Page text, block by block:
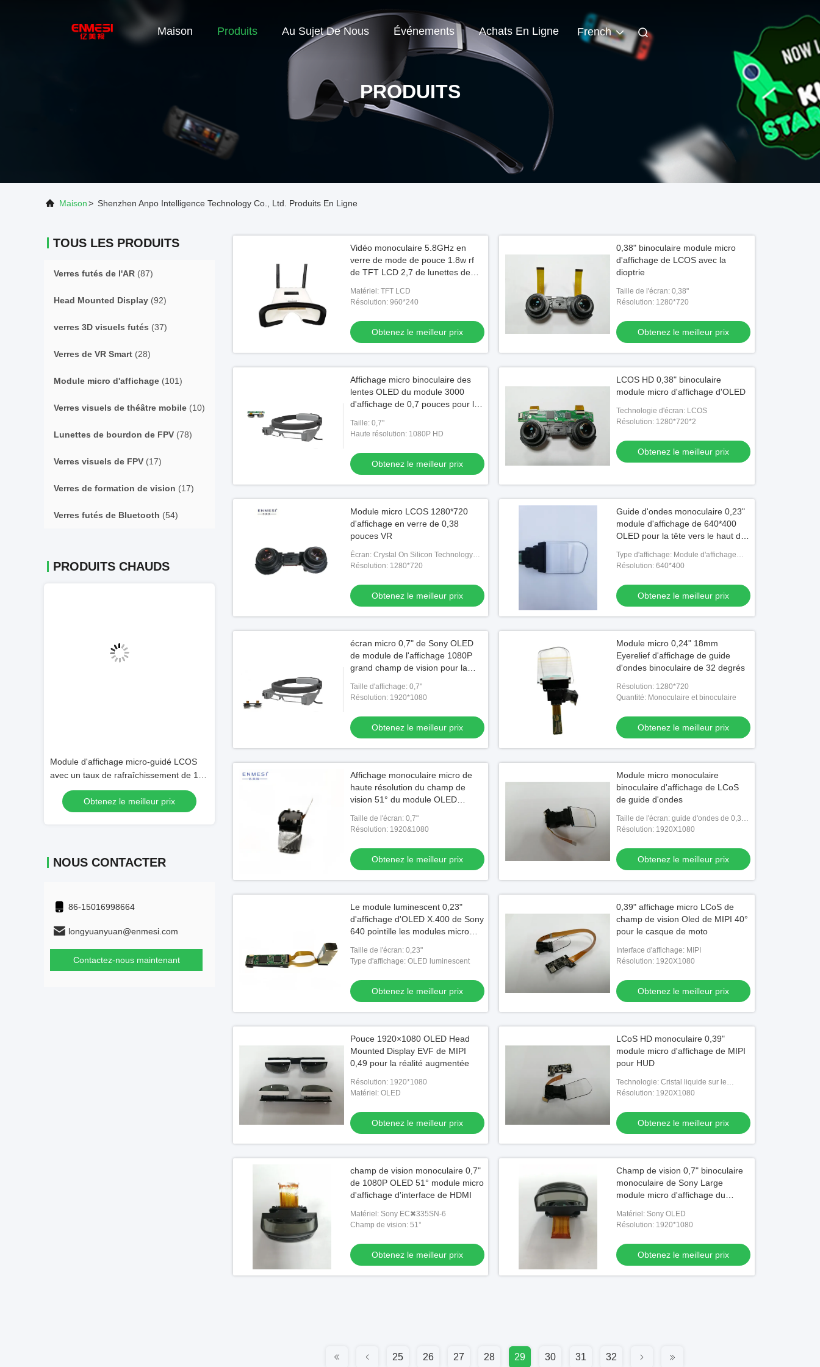
Maison Produits Au Sujet De Nous Événements Achats En Ligne French
PRODUITS
Maison> Shenzhen Anpo Intelligence Technology Co., Ltd. Produits En Ligne
TOUS LES PRODUITS
Verres futés de l'AR (87)
Head Mounted Display (92)
verres 3D visuels futés (37)
Verres de VR Smart (28)
Module micro d'affichage (101)
Verres visuels de théâtre mobile (10)
Lunettes de bourdon de FPV (78)
Verres visuels de FPV (17)
Verres de formation de vision (17)
Verres futés de Bluetooth (54)
PRODUITS CHAUDS
Module d'affichage micro-guidé LCOS
avec un taux de rafraîchissement de 120
Hz 40 ° FOV et une résolution de 1920 x
1080.
Obtenez le meilleur prix
Des lunettes intelligentes AR/VR avec
Android 11
Obtenez le meilleur prix
210 pouces 1080P OLED 50 degrés
FOV AR lunettes MR Vidéo lunettes avec
USB-C
Obtenez le meilleur prix
Les dernières lunettes intelligentes
Anroid 2K VR de haute qualité 1920 *
Obtenez le meilleur prix
1080P USB C HDMI Android AR
intelligentes montées sur la tête
affichage WIFI et Bluetooth
NOUS CONTACTER
86-15016998664
longyuanyuan@enmesi.com
Contactez-nous maintenant
Vidéo monoculaire 5.8GHz en
verre de mode de pouce 1.8w rf
de TFT LCD 2,7 de lunettes de
Matériel: TFT LCD
Résolution: 960*240
Obtenez le meilleur prix
0,38" binoculaire module micro
d'affichage de LCOS avec la
dioptrie
Taille de l'écran: 0,38"
Résolution: 1280*720
Obtenez le meilleur prix
Affichage micro binoculaire des
lentes OLED du module 3000
d'affichage de 0,7 pouces pour le
Taille: 0,7"
Haute résolution: 1080P HD
Obtenez le meilleur prix
LCOS HD 0,38" binoculaire
module micro d'affichage d'OLED
Technologie d'écran: LCOS
Résolution: 1280*720*2
Obtenez le meilleur prix
Module micro LCOS 1280*720
d'affichage en verre de 0,38
pouces VR
Écran: Crystal On Silicon Technology
liquide
Résolution: 1280*720
Obtenez le meilleur prix
Guide d'ondes monoculaire 0,23"
module d'affichage de 640*400
OLED pour la tête vers le haut de
Type d'affichage: Module d'affichage
OLED
Résolution: 640*400
Obtenez le meilleur prix
écran micro 0,7" de Sony OLED
de module de l'affichage 1080P
grand champ de vision pour la
Taille d'affichage: 0,7"
Résolution: 1920*1080
Obtenez le meilleur prix
Module micro 0,24" 18mm
Eyerelief d'affichage de guide
d'ondes binoculaire de 32 degrés
Résolution: 1280*720
Quantité: Monoculaire et binoculaire
Obtenez le meilleur prix
Affichage monoculaire micro de
haute résolution du champ de
vision 51° du module OLED
liquides pour les verres
Taille de l'écran: 0,7"
Résolution: 1920&1080
Obtenez le meilleur prix
Module micro monoculaire
binoculaire d'affichage de LCoS
de guide d'ondes
Taille de l'écran: guide d'ondes de 0,39
pouces
Résolution: 1920X1080
Obtenez le meilleur prix
Le module luminescent 0,23"
d'affichage d'OLED X.400 de Sony
640 pointille les modules micro
Taille de l'écran: 0,23"
Type d'affichage: OLED luminescent
Obtenez le meilleur prix
0,39" affichage micro LCoS de
champ de vision Oled de MIPI 40°
pour le casque de moto
Interface d'affichage: MIPI
Résolution: 1920X1080
Obtenez le meilleur prix
Pouce 1920×1080 OLED Head
Mounted Display EVF de MIPI
0,49 pour la réalité augmentée
Résolution: 1920*1080
Matériel: OLED
Obtenez le meilleur prix
LCoS HD monoculaire 0,39"
module micro d'affichage de MIPI
pour HUD
Technologie: Cristal liquide sur le
silicium
Résolution: 1920X1080
Obtenez le meilleur prix
champ de vision monoculaire 0,7"
de 1080P OLED 51° module micro
d'affichage d'interface de HDMI
Matériel: Sony EC✖335SN-6
Champ de vision: 51°
Obtenez le meilleur prix
Champ de vision 0,7" binoculaire
monoculaire de Sony Large
module micro d'affichage du
HUD
Matériel: Sony OLED
Résolution: 1920*1080
Obtenez le meilleur prix
25 26 27 28 29 30 31 32